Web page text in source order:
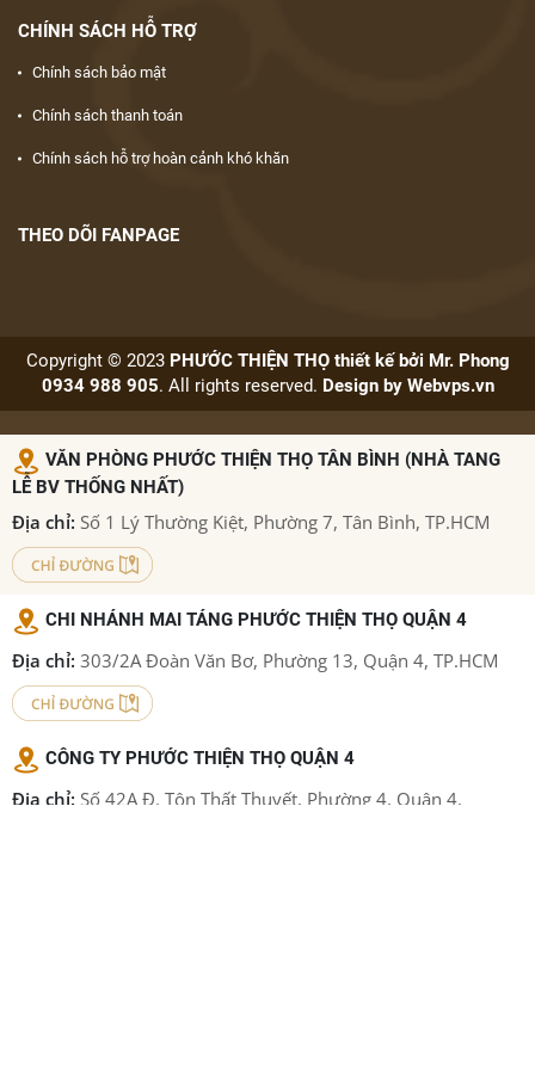
CHÍNH SÁCH HỖ TRỢ
Chính sách bảo mật
Chính sách thanh toán
Chính sách hỗ trợ hoàn cảnh khó khăn
THEO DÕI FANPAGE
Copyright © 2023 PHƯỚC THIỆN THỌ thiết kế bởi Mr. Phong
0934 988 905. All rights reserved. Design by Webvps.vn
VĂN PHÒNG PHƯỚC THIỆN THỌ TÂN BÌNH (NHÀ TANG
LỄ BV THỐNG NHẤT)
Địa chỉ: Số 1 Lý Thường Kiệt, Phường 7, Tân Bình, TP.HCM
CHI NHÁNH MAI TÁNG PHƯỚC THIỆN THỌ QUẬN 4
Địa chỉ: 303/2A Đoàn Văn Bơ, Phường 13, Quận 4, TP.HCM
CÔNG TY PHƯỚC THIỆN THỌ QUẬN 4
Địa chỉ: Số 42A Đ. Tôn Thất Thuyết, Phường 4, Quận 4,